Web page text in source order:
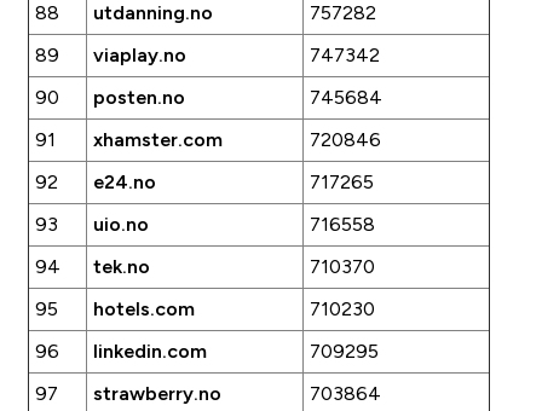
88
utdanning.no
757282
89
viaplay.no
747342
90
posten.no
745684
91
xhamster.com
720846
92
e24.no
717265
93
uio.no
716558
94
tek.no
710370
95
hotels.com
710230
96
linkedin.com
709295
97
strawberry.no
703864